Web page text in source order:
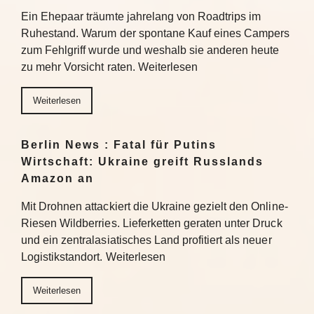
Ein Ehepaar träumte jahrelang von Roadtrips im
Ruhestand. Warum der spontane Kauf eines Campers
zum Fehlgriff wurde und weshalb sie anderen heute
zu mehr Vorsicht raten. Weiterlesen
Weiterlesen
Berlin News : Fatal für Putins
Wirtschaft: Ukraine greift Russlands
Amazon an
Mit Drohnen attackiert die Ukraine gezielt den Online-
Riesen Wildberries. Lieferketten geraten unter Druck
und ein zentralasiatisches Land profitiert als neuer
Logistikstandort. Weiterlesen
Weiterlesen